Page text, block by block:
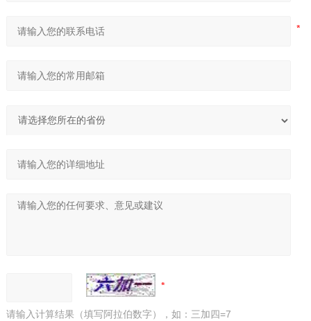
请输入计算结果（填写阿拉伯数字），如：三加四=7